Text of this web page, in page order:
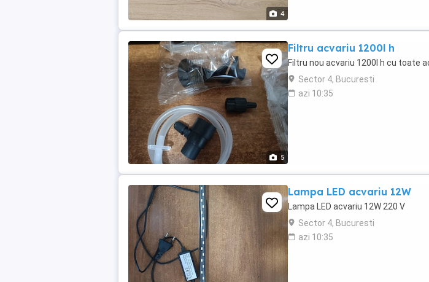
4
5
Filtru acvariu 1200l h
Filtru nou acvariu 1200l h cu toate
Sector 4, Bucuresti
azi 10:35
Lampa LED acvariu 12W
Lampa LED acvariu 12W 220 V
Sector 4, Bucuresti
azi 10:35